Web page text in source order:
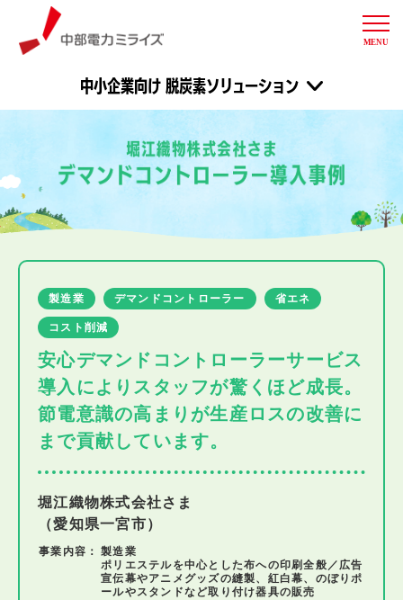
MENU
中小企業向け 脱炭素ソリューション
製造業 デマンドコントローラー 省エネ
コスト削減
安心デマンドコントローラーサービス
導入により スタッフが驚くほど成長。
節電意識の高まりが生産ロスの改善に
まで貢献しています。
堀江織物株式会社さま
（愛知県一宮市）
事業内容： 製造業
ポリエステルを中心とした布への印刷全般／広告
宣伝幕やアニメグッズの縫製、紅白幕、のぼりポ
ールやスタンドなど取り付け器具の販売